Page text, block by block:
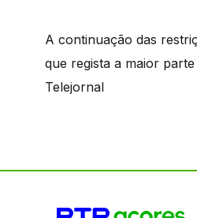
A continuação das
que regista a maior
Telejornal